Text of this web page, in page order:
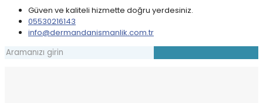
Güven ve kaliteli hizmette doğru yerdesiniz.
05530216143
info@dermandanismanlik.com.tr